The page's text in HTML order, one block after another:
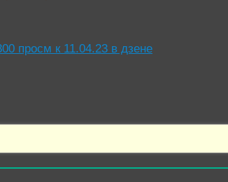
к 11.04.23 в дзене